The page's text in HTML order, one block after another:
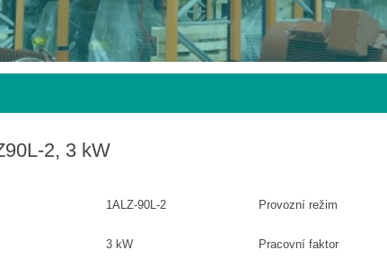
2, 3 kW
1ALZ-90L-2
3 kW
Provozní režim
Pracovní faktor